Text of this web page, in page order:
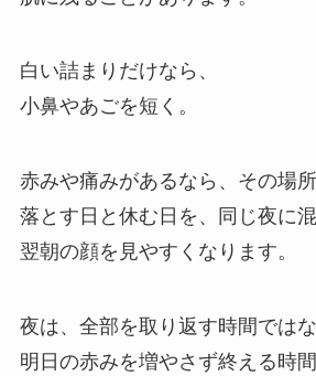
白い詰まりだけなら、
小鼻やあごを短く。
赤みや痛みがあるなら、その場
落とす日と休む日を、同じ夜に
翌朝の顔を見やすくなります。
夜は、全部を取り返す時間ではな
明日の赤みを増やさず終える時間